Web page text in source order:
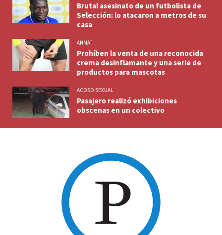
Brutal asesinato de un futbolista de
Selección: lo atacaron a metros de su
casa
ANMAT
Prohíben la venta de una reconocida
crema desinflamante y una serie de
productos para mascotas
ACOSO SEXUAL
Pasajero realizó exhibiciones
obscenas en un colectivo